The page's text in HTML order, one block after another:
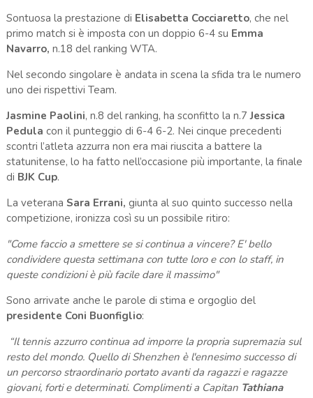
Sontuosa la prestazione di Elisabetta Cocciaretto, che nel
primo match si è imposta con un doppio 6-4 su Emma
Navarro, n.18 del ranking WTA.
Nel secondo singolare è andata in scena la sfida tra le numero
uno dei rispettivi Team.
Jasmine Paolini, n.8 del ranking, ha sconfitto la n.7 Jessica
Pedula con il punteggio di 6-4 6-2. Nei cinque precedenti
scontri l’atleta azzurra non era mai riuscita a battere la
statunitense, lo ha fatto nell’occasione più importante, la finale
di BJK Cup.
La veterana Sara Errani, giunta al suo quinto successo nella
competizione, ironizza così su un possibile ritiro:
"Come faccio a smettere se si continua a vincere? E' bello
condividere questa settimana con tutte loro e con lo staff, in
queste condizioni è più facile dare il massimo"
Sono arrivate anche le parole di stima e orgoglio del
presidente Coni Buonfiglio:
“Il tennis azzurro continua ad imporre la propria supremazia sul
resto del mondo. Quello di Shenzhen è l'ennesimo successo di
un percorso straordinario portato avanti da ragazzi e ragazze
giovani, forti e determinati. Complimenti a Capitan Tathiana